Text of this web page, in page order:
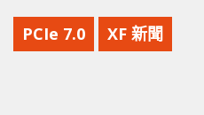
PCIe 7.0 XF 新聞